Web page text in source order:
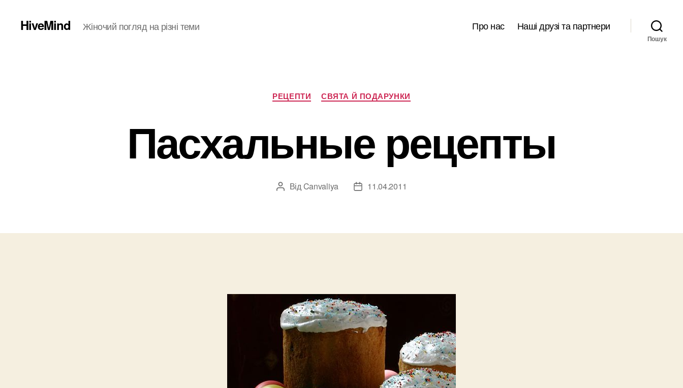
HiveMind Жіночий погляд на різні теми Про нас Наші друзі та партнери
Пошук
Категорії
РЕЦЕПТИ СВЯТА Й ПОДАРУНКИ
Пасхальные рецепты
Автор
Від Canvaliya
Дата11.04.2011